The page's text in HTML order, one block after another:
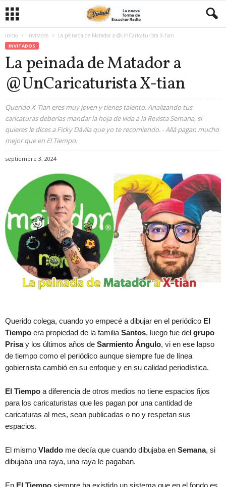
Inicio Invitados La peinada de Matador a @UnCaricaturista X-tian
INVITADOS
La peinada de Matador a
@UnCaricaturista X-tian
Querido X-Tian eres muy joven y tienes talento. Analizando tus
caricaturas deberías mandar la hoja de vida a la Revista Semana, si
quieres le dices a Ficky Dávila que yo te recomiendo. - Allá pagan mucho
mejor que en El Tiempo.
septiembre 3, 2024
Querido colega, cuando yo empecé a dibujar en el periódico El
Tiempo era propiedad de la familiaSantos, luego fue del grupo
Prisay los últimos años de Sarmiento Ángulo, vi en ese lapso
de tiempo como el periódico aunque siempre fue de línea
gobiernista cambió en su enfoque y en su calidad periodística.
El Tiempo a diferencia de otros medios no tiene espacios fijos
para los caricaturistas que les pagan por una cantidad de
caricaturas al mes, sean publicadas o no y respetan sus
espacios.
El mismo Vladdo me decía que cuando dibujaba en Semana, si
dibujaba una raya, una raya le pagaban.